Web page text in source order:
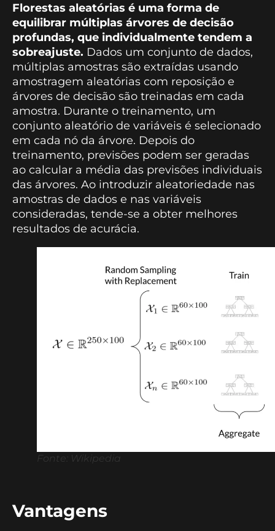
Florestas aleatórias é uma forma de
equilibrar múltiplas árvores de decisão
profundas, que individualmente tendem a
sobreajuste. Dados um conjunto de dados,
múltiplas amostras são extraídas usando
amostragem aleatórias com reposição e
árvores de decisão são treinadas em cada
amostra. Durante o treinamento, um
conjunto aleatório de variáveis é selecionado
em cada nó da árvore. Depois do
treinamento, previsões podem ser geradas
ao calcular a média das previsões individuais
das árvores. Ao introduzir aleatoriedade nas
amostras de dados e nas variáveis
consideradas, tende-se a obter melhores
resultados de acurácia.
Fonte: Wikipedia
Vantagens